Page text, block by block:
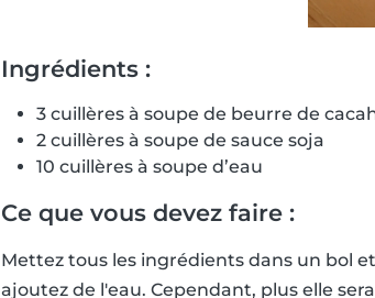
Ingrédients :
3 cuillères à soupe de beurre de
2 cuillères à soupe de sauce soja
10 cuillères à soupe d’eau
Ce que vous devez faire :
Mettez tous les ingrédients dans un bol
ajoutez de l'eau. Cependant, plus elle